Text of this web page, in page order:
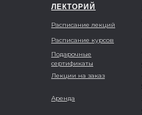
Расписание лекций
Расписание курсов
Лекции на заказ
ЛЕКТОРИЙ
Подарочные
сертификаты
Аренда